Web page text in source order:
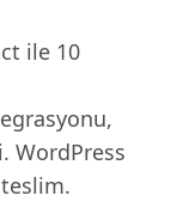
ile 10
WordPress